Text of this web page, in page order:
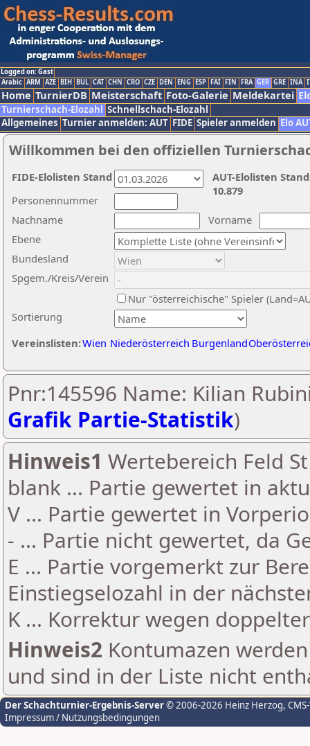
Logged on: Gast
Arabic ARM AZE BIH BUL CAT CHN CRO CZE DEN ENG ESP FAI FIN FRA GER GRE INA
Home TurnierDB Meisterschaft Foto-Galerie Meldekartei
Turnierschach-Elozahl Schnellschach-Elozahl
Allgemeines Turnier anmelden: AUT FIDE Spieler anmelden Elo
Willkommen bei den offiziellen
Nachname
Vorname
Ebene
Sortierung
Personennummer
Bundesland
Spgem./Kreis/Verein
Nur "österreichische" Spieler
Vereinslisten:Wien Niederösterreich Burgenland
AUT-Elolisten
10.879
FIDE-Elolisten Stand
Pnr:145596 Name: Kilian
Grafik Partie-Statistik)
Hinweis1 Wertebereich Feld
blank ... Partie gewertet in
V ... Partie gewertet in
- ... Partie nicht gewertet, da
E ... Partie vorgemerkt zur
Einstiegselozahl in der
K ... Korrektur wegen
Hinweis2 Kontumazen
und sind in der Liste nicht
Der Schachturnier-Ergebnis-Server© 2006-2026 Heinz Herzog,
Impressum / Nutzungsbedingungen